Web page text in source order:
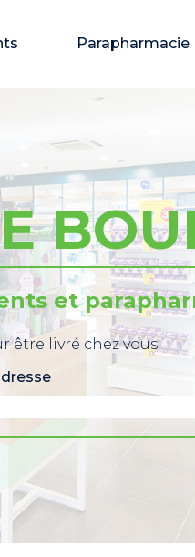
Parapharmacie
et
être livré chez vous